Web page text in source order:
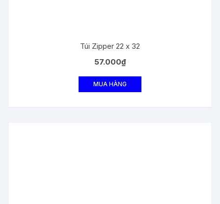
Túi Zipper 22 x 32
57.000₫
MUA HÀNG